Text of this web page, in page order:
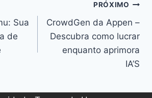
Sua
de
PRÓXIMO
CrowdGen da Appen –
Descubra como lucrar
enquanto aprimora
IA’S